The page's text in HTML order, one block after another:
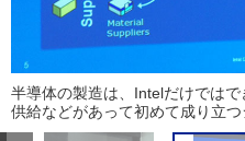
半導体の製造は、Intelだけでは
供給などがあって初めて成り立つ